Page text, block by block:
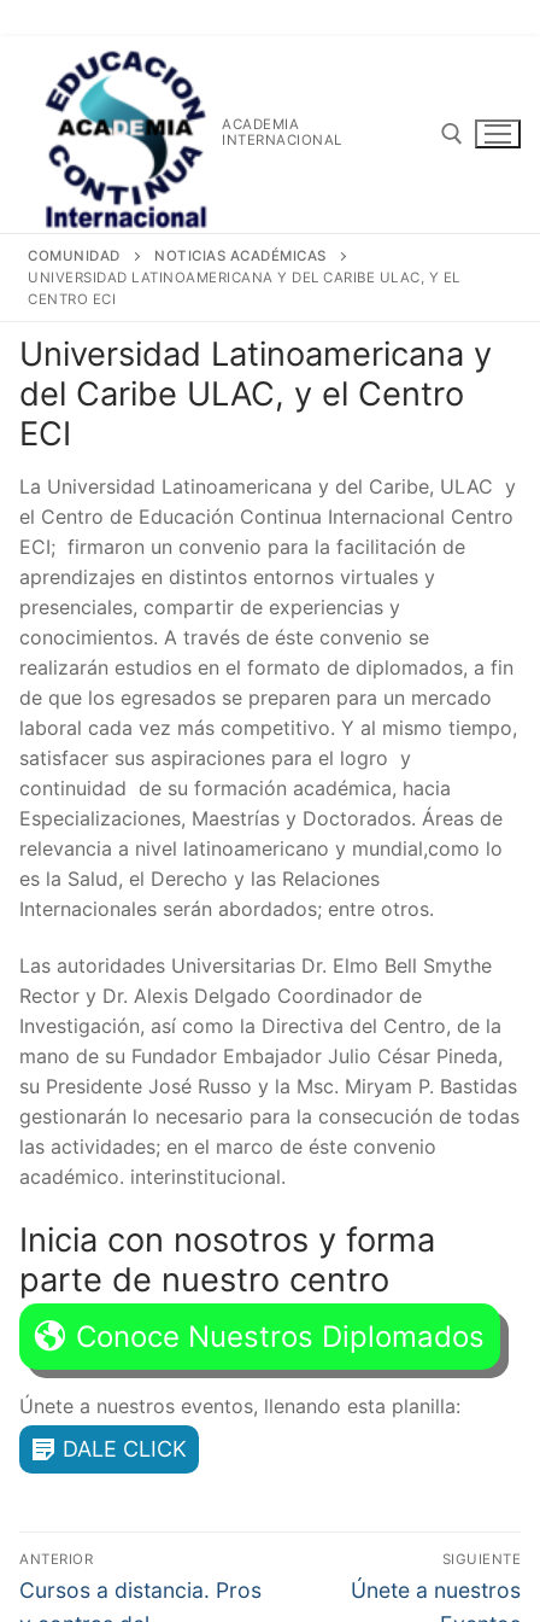
contenido
ACADEMIA
INTERNACIONAL
Buscar:
COMUNIDAD
NOTICIAS ACADÉMICAS
UNIVERSIDAD LATINOAMERICANA Y DEL CARIBE ULAC, Y EL
CENTRO ECI
Universidad Latinoamericana y
del Caribe ULAC, y el Centro
ECI
La Universidad Latinoamericana y del Caribe, ULAC y
el Centro de Educación Continua Internacional Centro
ECI; firmaron un convenio para la facilitación de
aprendizajes en distintos entornos virtuales y
presenciales, compartir de experiencias y
conocimientos. A través de éste convenio se
realizarán estudios en el formato de diplomados, a fin
de que los egresados se preparen para un mercado
laboral cada vez más competitivo. Y al mismo tiempo,
satisfacer sus aspiraciones para el logro y
continuidad de su formación académica, hacia
Especializaciones, Maestrías y Doctorados. Áreas de
relevancia a nivel latinoamericano y mundial,como lo
es la Salud, el Derecho y las Relaciones
Internacionales serán abordados; entre otros.
Las autoridades Universitarias Dr. Elmo Bell Smythe
Rector y Dr. Alexis Delgado Coordinador de
Investigación, así como la Directiva del Centro, de la
mano de su Fundador Embajador Julio César Pineda,
su Presidente José Russo y la Msc. Miryam P. Bastidas
gestionarán lo necesario para la consecución de todas
las actividades; en el marco de éste convenio
académico. interinstitucional.
Inicia con nosotros y forma
parte de nuestro centro
Conoce Nuestros Diplomados
Únete a nuestros eventos, llenando esta planilla:
DALE CLICK
Navegación
de
ANTERIOR
Entrada
anterior:
Cursos a distancia. Pros
SIGUIENTE
Entrada
Únete a nuestros